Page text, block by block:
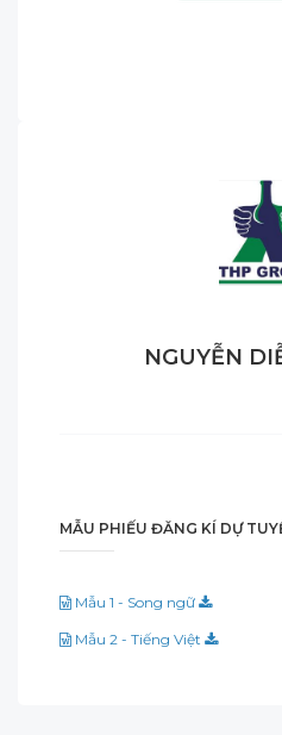
NGUYỄN
MẪU PHIẾU ĐĂNG KÍ DỰ
Mẫu 1 - Song ngữ
Mẫu 2 - Tiếng Việt